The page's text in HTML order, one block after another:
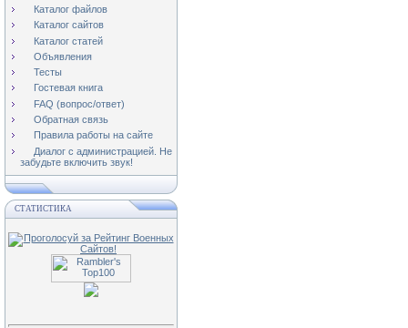
Каталог файлов
Каталог сайтов
Каталог статей
Объявления
Тесты
Гостевая книга
FAQ (вопрос/ответ)
Обратная связь
Правила работы на сайте
Диалог с администрацией. Не
забудьте включить звук!
СТАТИСТИКА